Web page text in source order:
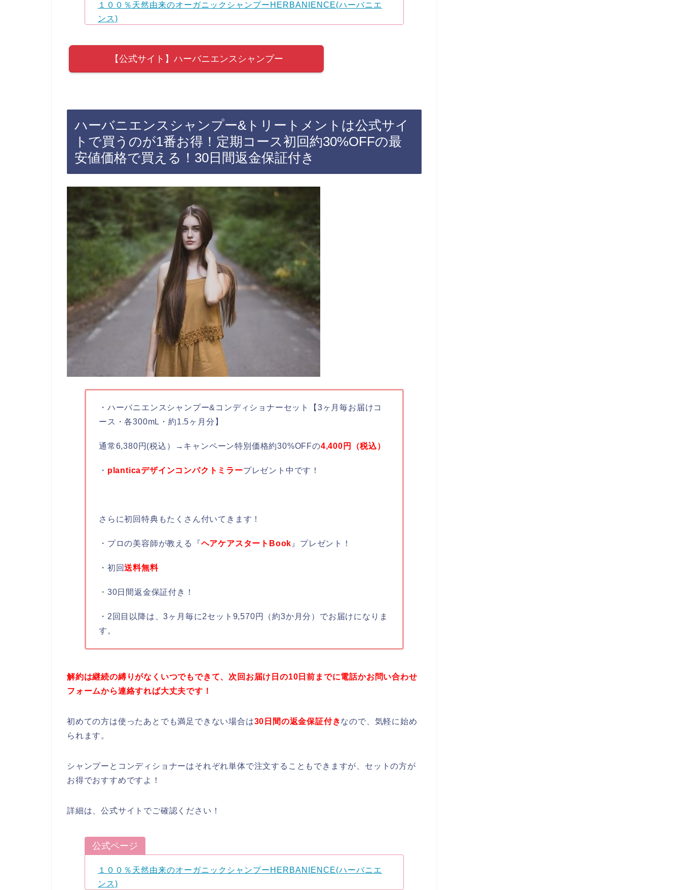
１００％天然由来のオーガニックシャンプーHERBANIENCE(ハーバニエ
ンス)
【公式サイト】ハーバニエンスシャンプー
ハーバニエンスシャンプー&トリートメントは公式サイ
トで買うのが1番お得！定期コース初回約30%OFFの最
安値価格で買える！30日間返金保証付き
・ハーバニエンスシャンプー&コンディショナーセット【3ヶ月毎お届けコ
ース・各300mL・約1.5ヶ月分】
通常6,380円(税込）→キャンペーン特別価格約30%OFFの4,400円（税込）
・ planticaデザインコンパクトミラープレゼント中です！
さらに初回特典もたくさん付いてきます！
・プロの美容師が教える『ヘアケアスタートBook 』プレゼント！
・初回送料無料
・30日間返金保証付き！
・2回目以降は、3ヶ月毎に2セット9,570円（約3か月分）でお届けになりま
す。
解約は継続の縛りがなくいつでもできて、次回お届け日の10日前までに電話かお問い合わせ
フォームから連絡すれば大丈夫です！
初めての方は使ったあとでも満足できない場合は30日間の返金保証付きなので、気軽に始め
られます。
シャンプーとコンディショナーはそれぞれ単体で注文することもできますが、セットの方が
お得でおすすめですよ！
詳細は、公式サイトでご確認ください！
公式ページ
１００％天然由来のオーガニックシャンプーHERBANIENCE(ハーバニエ
ンス)